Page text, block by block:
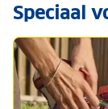
Speciaal